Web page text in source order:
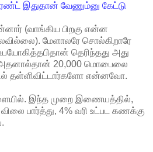
இதுதான் வேணும்னு கேட்டு
(வாங்கிய பிறகு என்ன
மேளாலரே சொல்கிறாரே
தெரிந்தது அது
20,000 மொபைலை
தள்ளிவிட்டார்களோ என்னவோ.
இந்த முறை இணையத்தில்,
பார்த்து, 4% வரி உட்பட கணக்கு